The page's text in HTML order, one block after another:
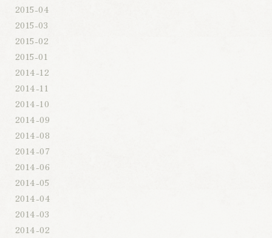
2015-04
2015-03
2015-02
2015-01
2014-12
2014-11
2014-10
2014-09
2014-08
2014-07
2014-06
2014-05
2014-04
2014-03
2014-02